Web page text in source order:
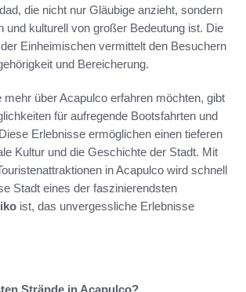
die nicht nur Gläubige anzieht, sondern
und kulturell von großer Bedeutung ist. Die
Einheimischen vermittelt den Besuchern
und Bereicherung.
mehr über Acapulco erfahren möchten, gibt
für aufregende Bootsfahrten und
Erlebnisse ermöglichen einen tieferen
Kultur und die Geschichte der Stadt. Mit
in Acapulco wird schnell
Stadt eines der faszinierendsten
ist, das unvergessliche Erlebnisse